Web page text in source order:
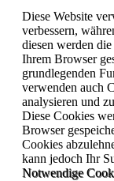
Diese Website
verbessern,
diesen werden
Ihrem Browser
grundlegenden
verwenden auch
analysieren und
Diese Cookies
Browser
Cookies
kann jedoch Ihr
Notwendige